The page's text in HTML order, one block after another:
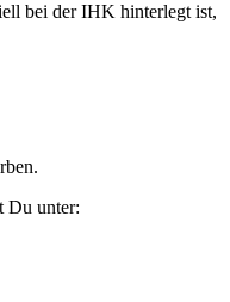
bei der IHK hinterlegt ist,
Du unter: